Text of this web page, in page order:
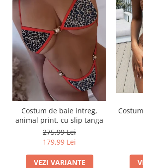
Costum de baie intreg,
animal print, cu slip tanga
275,99 Lei
179,99 Lei
VEZI VARIANTE